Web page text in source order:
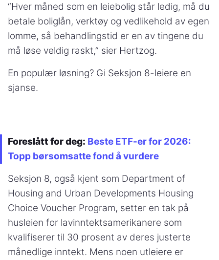
“Hver måned som en leiebolig står ledig, må du
betale boliglån, verktøy og vedlikehold av egen
lomme, så behandlingstid er en av tingene du
må løse veldig raskt,” sier Hertzog.
En populær løsning? Gi Seksjon 8-leiere en
sjanse.
Foreslått for deg: Beste ETF-er for 2026:
Topp børsomsatte fond å vurdere
Seksjon 8, også kjent som Department of
Housing and Urban Developments Housing
Choice Voucher Program, setter en tak på
husleien for lavinntektsamerikanere som
kvalifiserer til 30 prosent av deres justerte
månedlige inntekt. Mens noen utleiere er